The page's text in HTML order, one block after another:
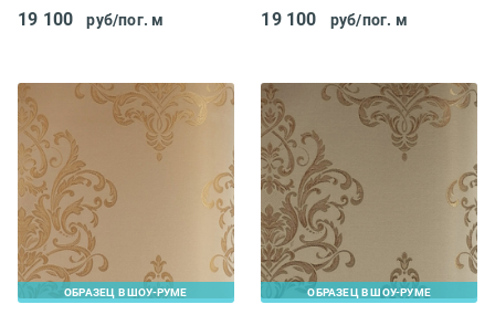
19 100 руб/пог. м 19 100 руб/пог. м
ОБРАЗЕЦ В ШОУ-РУМЕ ОБРАЗЕЦ В ШОУ-РУМЕ